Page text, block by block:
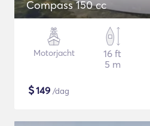
Compass 150 cc
Motorjacht
16 ft
5 m
$149 /dag